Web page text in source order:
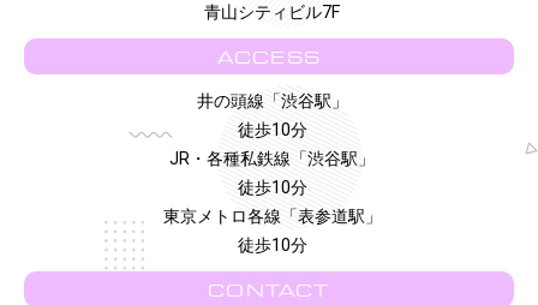
青山シティビル7F
ACCESS
井の頭線「渋谷駅」
徒歩10分
JR・各種私鉄線「渋谷駅」
徒歩10分
東京メトロ各線「表参道駅」
徒歩10分
CONTACT